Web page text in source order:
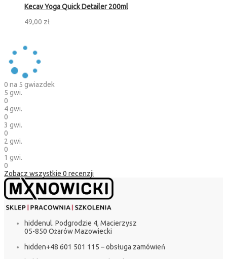
Kecav Yoga Quick Detailer 200ml
49,00 zł
0 na 5 gwiazdek
5 gwi.
0
4 gwi.
0
3 gwi.
0
2 gwi.
0
1 gwi.
0
Zobacz wszystkie 0 recenzji
hiddenul. Podgrodzie 4, Macierzysz
05-850 Ożarów Mazowiecki
hidden+48 601 501 115 – obsługa zamówień